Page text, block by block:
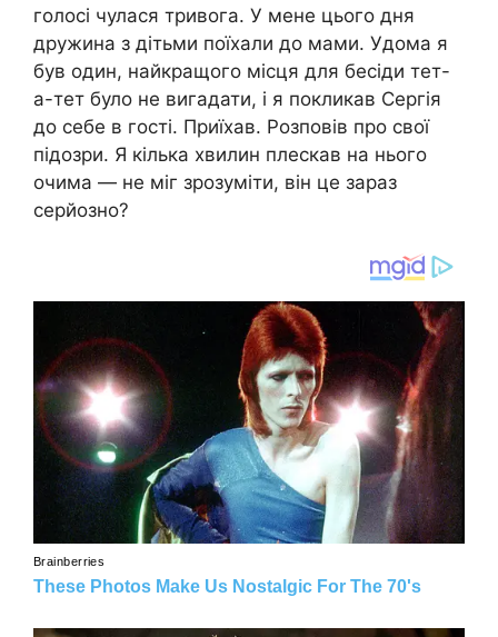
голосі чулася тривога. У мене цього дня
дружина з дітьми поїхали до мами. Удома я
був один, найкращого місця для бесіди тет-
а-тет було не вигадати, і я покликав Сергія
до себе в гості. Приїхав. Розповів про свої
підозри. Я кілька хвилин плескав на нього
очима — не міг зрозуміти, він це зараз
серйозно?